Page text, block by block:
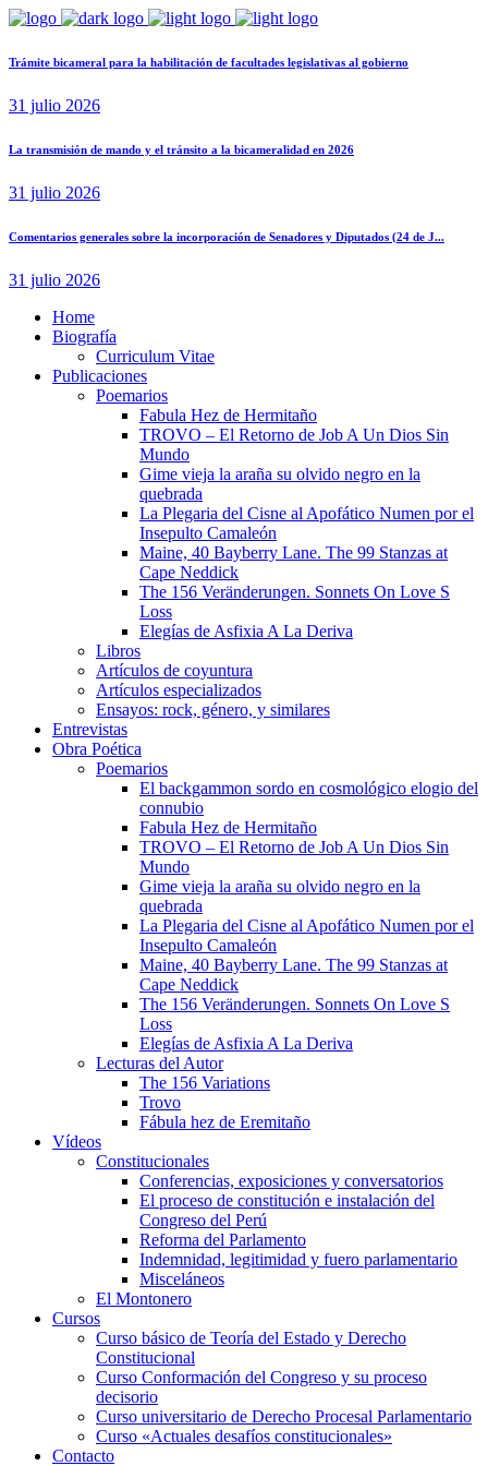
Trámite bicameral para la habilitación de facultades legislativas al gobierno
31 julio 2026
La transmisión de mando y el tránsito a la bicameralidad en 2026
31 julio 2026
Comentarios generales sobre la incorporación de Senadores y Diputados (24 de J...
31 julio 2026
Home
Biografía
Curriculum Vitae​
Publicaciones
Poemarios
Fabula Hez de Hermitaño
TROVO – El Retorno de Job A Un Dios Sin
Mundo
Gime vieja la araña su olvido negro en la
quebrada
La Plegaria del Cisne al Apofático Numen por el
Insepulto Camaleón
Maine, 40 Bayberry Lane. The 99 Stanzas at
Cape Neddick
The 156 Veränderungen. Sonnets On Love S
Loss
Elegías de Asfixia A La Deriva
Libros
Artículos de coyuntura
Artículos especializados
Ensayos: rock, género, y similares
Entrevistas
Obra Poética
Poemarios
El backgammon sordo en cosmológico elogio del
connubio
Fabula Hez de Hermitaño
TROVO – El Retorno de Job A Un Dios Sin
Mundo
Gime vieja la araña su olvido negro en la
quebrada
La Plegaria del Cisne al Apofático Numen por el
Insepulto Camaleón
Maine, 40 Bayberry Lane. The 99 Stanzas at
Cape Neddick
The 156 Veränderungen. Sonnets On Love S
Loss
Elegías de Asfixia A La Deriva
Lecturas del Autor
The 156 Variations
Trovo
Fábula hez de Eremitaño
Vídeos
Constitucionales
Conferencias, exposiciones y conversatorios
El proceso de constitución e instalación del
Congreso del Perú
Reforma del Parlamento
Indemnidad, legitimidad y fuero parlamentario
Misceláneos
El Montonero
Cursos
Curso básico de Teoría del Estado y Derecho
Constitucional
Curso Conformación del Congreso y su proceso
decisorio
Curso universitario de Derecho Procesal Parlamentario
Curso «Actuales desafíos constitucionales»
Contacto